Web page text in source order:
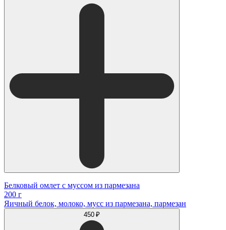
Белковый омлет с муссом из пармезана
200 г
Яичный белок, молоко, мусс из пармезана, пармезан
450 ₽